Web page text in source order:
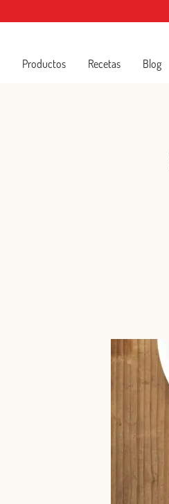
Productos Recetas Blog